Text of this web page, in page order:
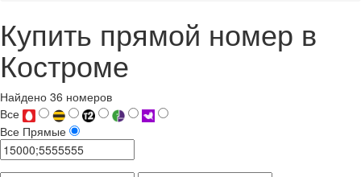
Купить прямой номер в
Костроме
Найдено 36 номеров
Все
Все Прямые